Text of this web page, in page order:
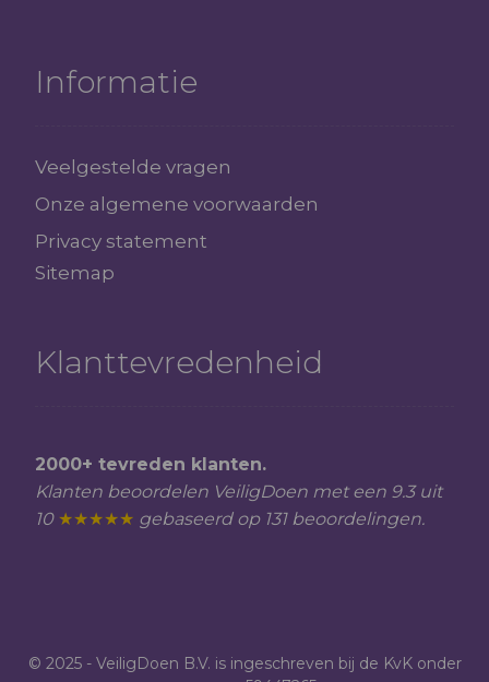
Informatie
Veelgestelde vragen
Onze algemene voorwaarden
Privacy statement
Sitemap
Klanttevredenheid
2000+ tevreden klanten.
Klanten beoordelen VeiligDoen met een 9.3 uit
10 ★★★★★ gebaseerd op 131 beoordelingen.
© 2025 - VeiligDoen B.V. is ingeschreven bij de KvK onder